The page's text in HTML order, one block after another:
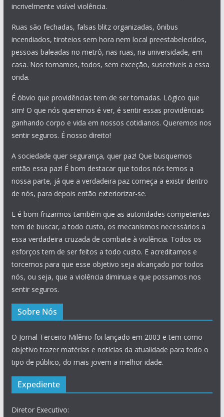
incrivelmente visível violência.
Ruas são fechadas, falsas blitz organizadas, ônibus
incendiados, tiroteios sem hora nem local preestabelecidos,
pessoas baleadas no metrô, nas ruas, na universidade, em
casa. Nos tornamos, todos, sem exceção, suscetíveis a essa
onda.
É óbvio que providências tem de ser tomadas. Lógico que
sim! O que nós queremos é ver, é sentir essas providências
ganhando corpo e vida em nossos cotidianos. Queremos nos
sentir seguros. É nosso direito!
A sociedade quer segurança, quer paz! Que busquemos
então essa paz! É bom destacar que todos nós temos a
nossa parte, já que a verdadeira paz começa a existir dentro
de nós, para depois então exteriorizar-se.
E é bom frizarmos também que as autoridades competentes
tem de buscar, a todo custo, os mecanismos necessários a
essa verdadeira cruzada de combate à violência. Todos os
esforços tem de ser feitos a todo custo. E acreditamos e
torcemos para que esse objetivo seja alcançado por todos
nós, ou seja, que a violência diminua e que possamos nos
sentir seguros.
Sobre Nós
O Jornal Terceiro Milênio foi lançado em 2003 e tem como
objetivo trazer matérias e notícias da atualidade para todo o
tipo de público, do mais jovem a melhor idade.
Expediente
Diretor Executivo: